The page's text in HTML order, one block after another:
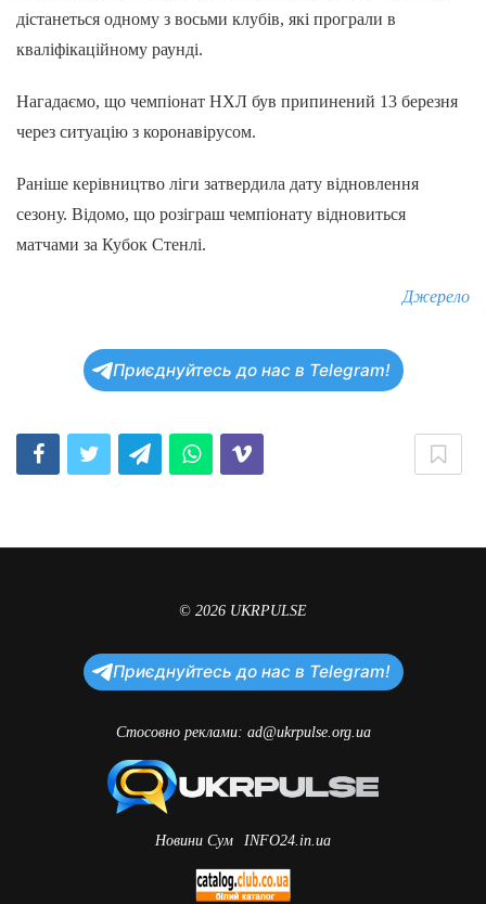
дістанеться одному з восьми клубів, які програли в
кваліфікаційному раунді.
Нагадаємо, що чемпіонат НХЛ був припинений 13 березня
через ситуацію з коронавірусом.
Раніше керівництво ліги затвердила дату відновлення
сезону. Відомо, що розіграш чемпіонату відновиться
матчами за Кубок Стенлі.
Джерело
Приєднуйтесь до нас в Telegram!
© 2026 UKRPULSE
Приєднуйтесь до нас в Telegram!
Стосовно реклами: ad@ukrpulse.org.ua
Новини Сум INFO24.in.ua